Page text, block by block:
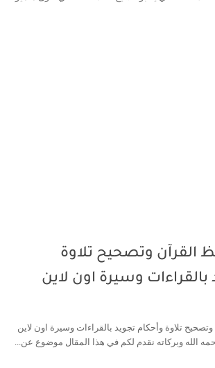
القرآن وتصحيح تلاوة
بالقراءات وسيرة اون لاين
تلاوة وأحكام تجويد بالقراءات وسيرة اون لاين
الله وبركاته نقدم لكم في هذا المقال موضوع عن...